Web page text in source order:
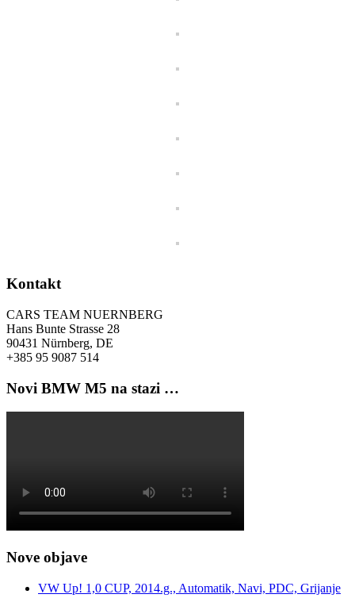
Kontakt
CARS TEAM NUERNBERG
Hans Bunte Strasse 28
90431 Nürnberg, DE
+385 95 9087 514
Novi BMW M5 na stazi …
Nove objave
VW Up! 1,0 CUP, 2014.g., Automatik, Navi, PDC, Grijanje